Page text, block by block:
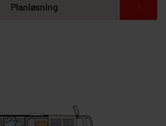
Planløsning